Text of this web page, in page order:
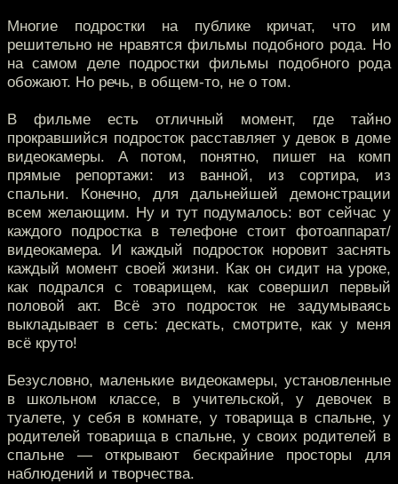
Многие подростки на публике кричат, что им
решительно не нравятся фильмы подобного рода. Но
на самом деле подростки фильмы подобного рода
обожают. Но речь, в общем-то, не о том.
В фильме есть отличный момент, где тайно
прокравшийся подросток расставляет у девок в доме
видеокамеры. А потом, понятно, пишет на комп
прямые репортажи: из ванной, из сортира, из
спальни. Конечно, для дальнейшей демонстрации
всем желающим. Ну и тут подумалось: вот сейчас у
каждого подростка в телефоне стоит фотоаппарат/
видеокамера. И каждый подросток норовит заснять
каждый момент своей жизни. Как он сидит на уроке,
как подрался с товарищем, как совершил первый
половой акт. Всё это подросток не задумываясь
выкладывает в сеть: дескать, смотрите, как у меня
всё круто!
Безусловно, маленькие видеокамеры, установленные
в школьном классе, в учительской, у девочек в
туалете, у себя в комнате, у товарища в спальне, у
родителей товарища в спальне, у своих родителей в
спальне — открывают бескрайние просторы для
наблюдений и творчества.